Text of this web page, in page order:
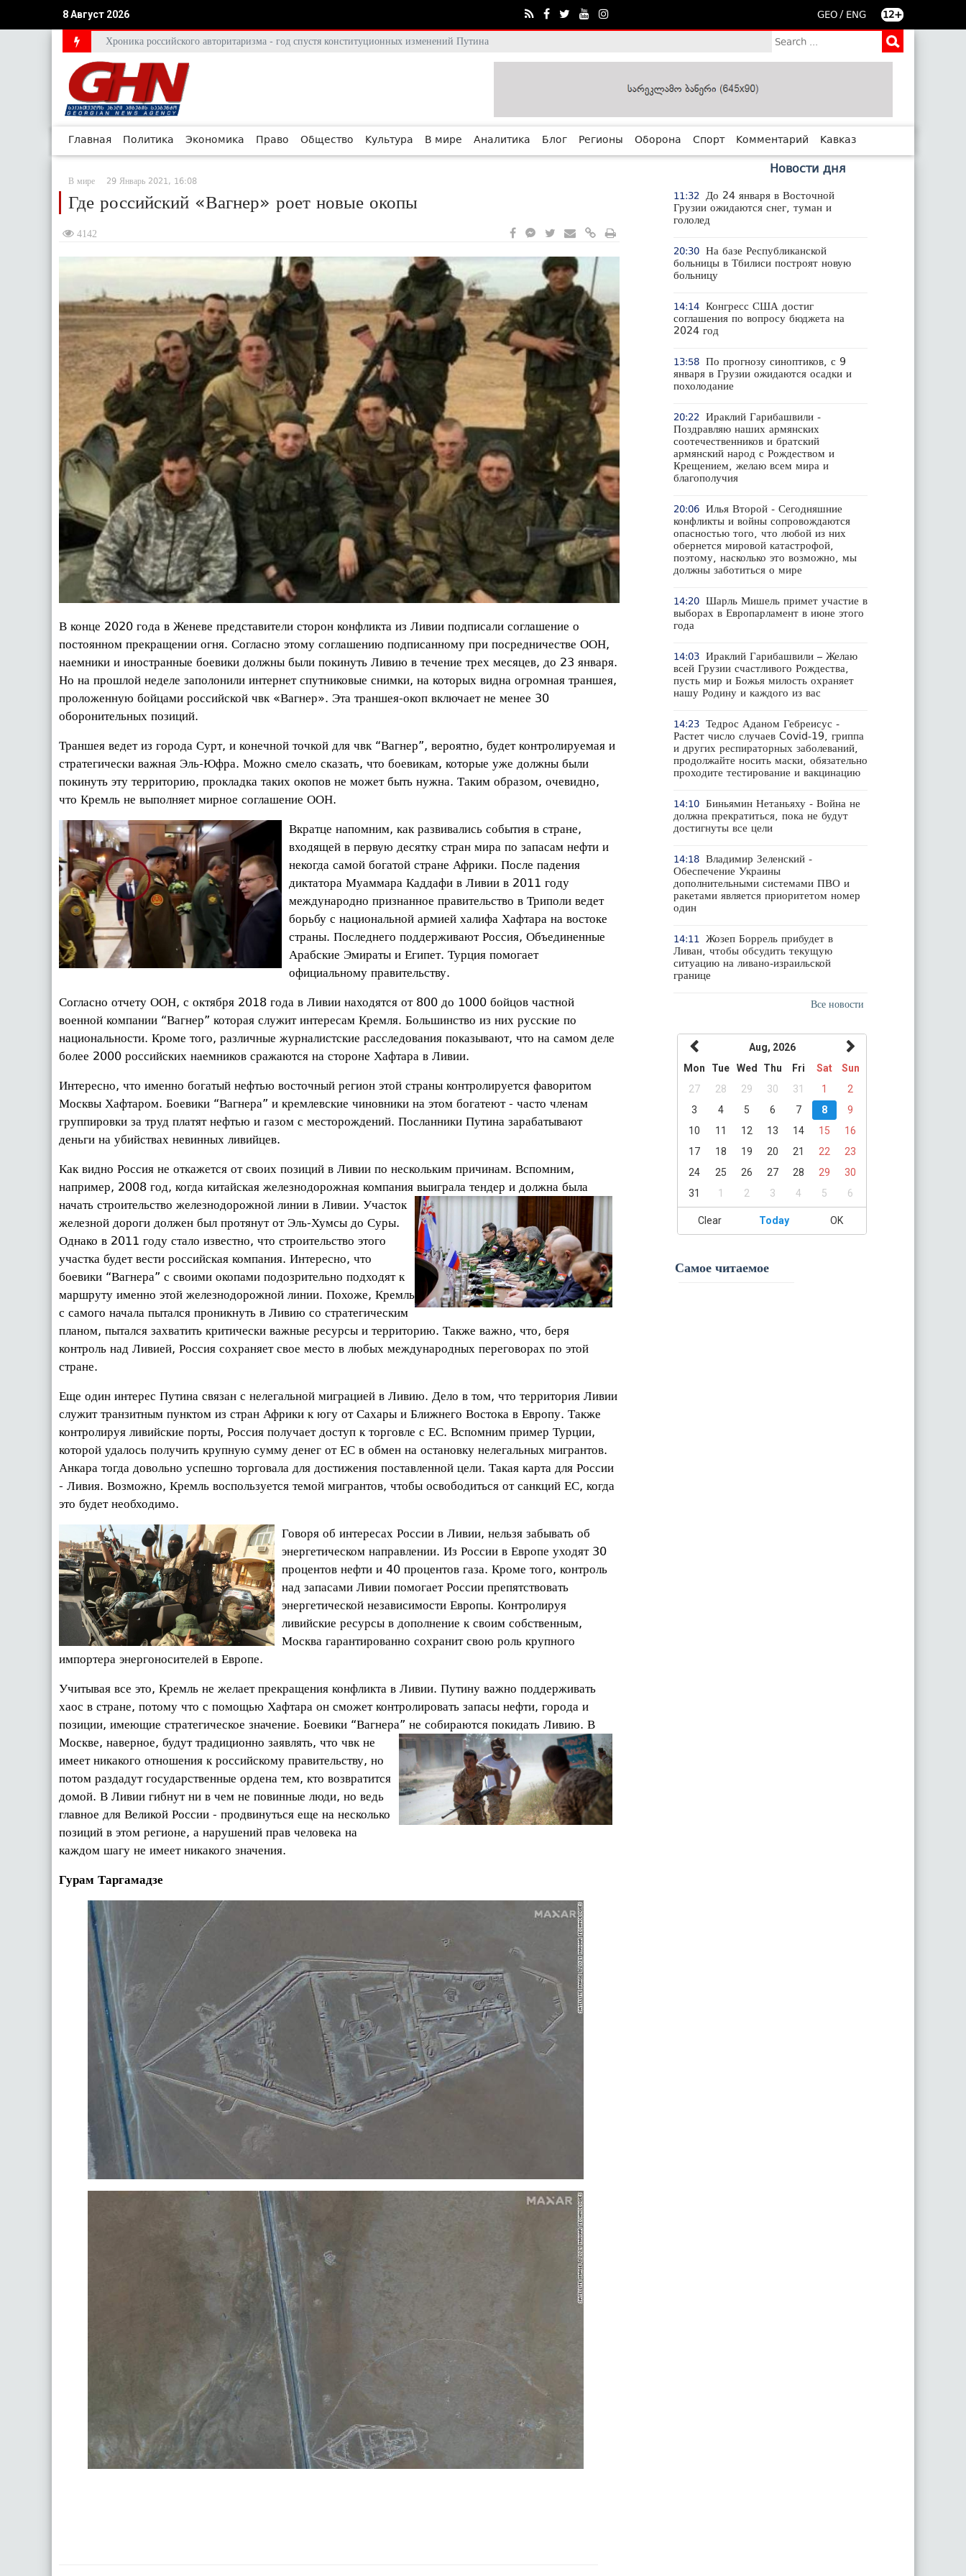
8 Август 2026 GEO / ENG 12+
Хроника российского авторитаризма - год спустя конституционных изменений Путина
Главная Политика Экономика Право Общество Культура В мире Аналитика Блог Регионы Оборона Спорт Комментарий Кавказ
В мире 29 Январь 2021, 16:08
Где российский «Вагнер» роет новые окопы
4142
В конце 2020 года в Женеве представители сторон конфликта из Ливии подписали соглашение о
постоянном прекращении огня. Согласно этому соглашению подписанному при посредничестве ООН,
наемники и иностранные боевики должны были покинуть Ливию в течение трех месяцев, до 23 января.
Но на прошлой неделе заполонили интернет спутниковые снимки, на которых видна огромная траншея,
проложенную бойцами российской чвк «Вагнер». Эта траншея-окоп включает не менее 30
оборонительных позиций.
Траншея ведет из города Сурт, и конечной точкой для чвк “Вагнер”, вероятно, будет контролируемая и
стратегически важная Эль-Юфра. Можно смело сказать, что боевикам, которые уже должны были
покинуть эту территорию, прокладка таких окопов не может быть нужна. Таким образом, очевидно,
что Кремль не выполняет мирное соглашение ООН.
Вкратце напомним, как развивались события в стране,
входящей в первую десятку стран мира по запасам нефти и
некогда самой богатой стране Африки. После падения
диктатора Муаммара Каддафи в Ливии в 2011 году
международно признанное правительство в Триполи ведет
борьбу с национальной армией халифа Хафтара на востоке
страны. Последнего поддерживают Россия, Объединенные
Арабские Эмираты и Египет. Турция помогает
официальному правительству.
Согласно отчету ООН, с октября 2018 года в Ливии находятся от 800 до 1000 бойцов частной
военной компании “Вагнер” которая служит интересам Кремля. Большинство из них русские по
национальности. Кроме того, различные журналистские расследования показывают, что на самом деле
более 2000 российских наемников сражаются на стороне Хафтара в Ливии.
Интересно, что именно богатый нефтью восточный регион этой страны контролируется фаворитом
Москвы Хафтаром. Боевики “Вагнера” и кремлевские чиновники на этом богатеют - часто членам
группировки за труд платят нефтью и газом с месторождений. Посланники Путина зарабатывают
деньги на убийствах невинных ливийцев.
Как видно Россия не откажется от своих позиций в Ливии по нескольким причинам. Вспомним,
например, 2008 год, когда китайская железнодорожная компания выиграла тендер и должна была
начать строительство железнодорожной линии в Ливии. Участок
железной дороги должен был протянут от Эль-Хумсы до Суры.
Однако в 2011 году стало известно, что строительство этого
участка будет вести российская компания. Интересно, что
боевики “Вагнера” с своими окопами подозрительно подходят к
маршруту именно этой железнодорожной линии. Похоже, Кремль
с самого начала пытался проникнуть в Ливию со стратегическим
планом, пытался захватить критически важные ресурсы и территорию. Также важно, что, беря
контроль над Ливией, Россия сохраняет свое место в любых международных переговорах по этой
стране.
Еще один интерес Путина связан с нелегальной миграцией в Ливию. Дело в том, что территория Ливии
служит транзитным пунктом из стран Африки к югу от Сахары и Ближнего Востока в Европу. Также
контролируя ливийские порты, Россия получает доступ к торговле с ЕС. Вспомним пример Турции,
которой удалось получить крупную сумму денег от ЕС в обмен на остановку нелегальных мигрантов.
Анкара тогда довольно успешно торговала для достижения поставленной цели. Такая карта для России
- Ливия. Возможно, Кремль воспользуется темой мигрантов, чтобы освободиться от санкций ЕС, когда
это будет необходимо.
Говоря об интересах России в Ливии, нельзя забывать об
энергетическом направлении. Из России в Европе уходят 30
процентов нефти и 40 процентов газа. Кроме того, контроль
над запасами Ливии помогает России препятствовать
энергетической независимости Европы. Контролируя
ливийские ресурсы в дополнение к своим собственным,
Москва гарантированно сохранит свою роль крупного
импортера энергоносителей в Европе.
Учитывая все это, Кремль не желает прекращения конфликта в Ливии. Путину важно поддерживать
хаос в стране, потому что с помощью Хафтара он сможет контролировать запасы нефти, города и
позиции, имеющие стратегическое значение. Боевики “Вагнера” не собираются покидать Ливию. В
Москве, наверное, будут традиционно заявлять, что чвк не
имеет никакого отношения к российскому правительству, но
потом раздадут государственные ордена тем, кто возвратится
домой. В Ливии гибнут ни в чем не повинные люди, но ведь
главное для Великой России - продвинуться еще на несколько
позиций в этом регионе, а нарушений прав человека на
каждом шагу не имеет никакого значения.
Гурам Таргамадзе
Новости дня
11:32
До 24 января в Восточной
Грузии ожидаются снег, туман и
гололед
20:30 На базе Республиканской
больницы в Тбилиси построят новую
больницу
14:14 Конгресс США достиг
соглашения по вопросу бюджета на
2024 год
13:58 По прогнозу синоптиков, с 9
января в Грузии ожидаются осадки и
похолодание
20:22
Ираклий Гарибашвили -
Поздравляю наших армянских
соотечественников и братский
армянский народ с Рождеством и
Крещением, желаю всем мира и
благополучия
20:06 Илья Второй - Сегодняшние
конфликты и войны сопровождаются
опасностью того, что любой из них
обернется мировой катастрофой,
поэтому, насколько это возможно, мы
должны заботиться о мире
14:20 Шарль Мишель примет участие в
выборах в Европарламент в июне этого
года
14:03 Ираклий Гарибашвили – Желаю
всей Грузии счастливого Рождества,
пусть мир и Божья милость охраняет
нашу Родину и каждого из вас
14:23 Тедрос Аданом Гебреисус -
Растет число случаев Covid-19, гриппа
и других респираторных заболеваний,
продолжайте носить маски, обязательно
проходите тестирование и вакцинацию
14:10 Биньямин Нетаньяху - Война не
должна прекратиться, пока не будут
достигнуты все цели
14:18 Владимир Зеленский -
Обеспечение Украины
дополнительными системами ПВО и
ракетами является приоритетом номер
один
14:11
Жозеп Боррель прибудет в
Ливан, чтобы обсудить текущую
ситуацию на ливано-израильской
границе
Все новости
Aug, 2026
Mon
Tue Wed Thu Fri Sat
Sun
27
28 29 30 31 1
2
3
4 5 6 7 8
9
10
11 12 13 14 15
16
17
18 19 20 21 22
23
24
25 26 27 28 29
30
31
1 2 3 4 5 6
Clear Today OK
Самое читаемое